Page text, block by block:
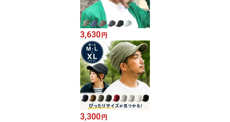
3,630円
3,300円